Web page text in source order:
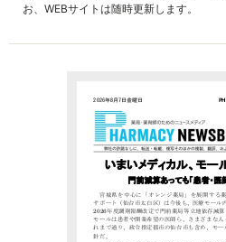
お、WEBサイトは随時更新します。